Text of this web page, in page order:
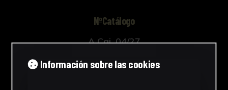
NºCatálogo
A Caj. 04/27
Autor/es
Información sobre las cookies